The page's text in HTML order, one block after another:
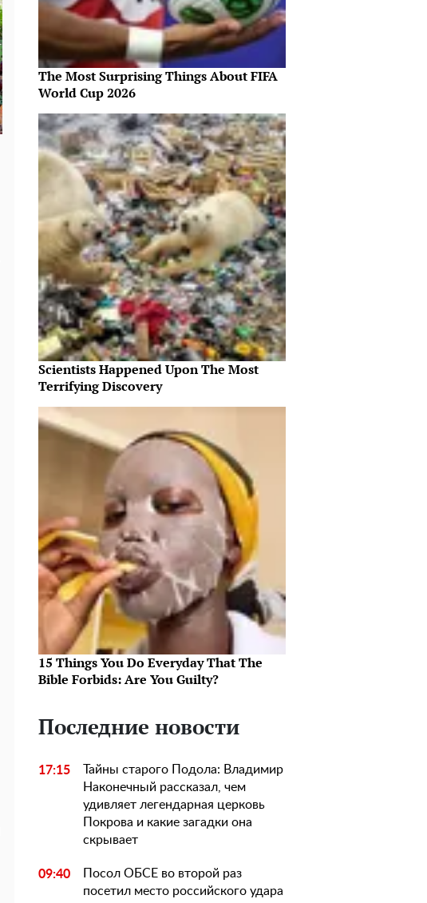
The Most Surprising Things About FIFA
World Cup 2026
Scientists Happened Upon The Most
Terrifying Discovery
15 Things You Do Everyday That The
Bible Forbids: Are You Guilty?
Последние новости
17:15
Тайны старого Подола: Владимир
Наконечный рассказал, чем
удивляет легендарная церковь
Покрова и какие загадки она
скрывает
09:40
Посол ОБСЕ во второй раз
посетил место российского удара